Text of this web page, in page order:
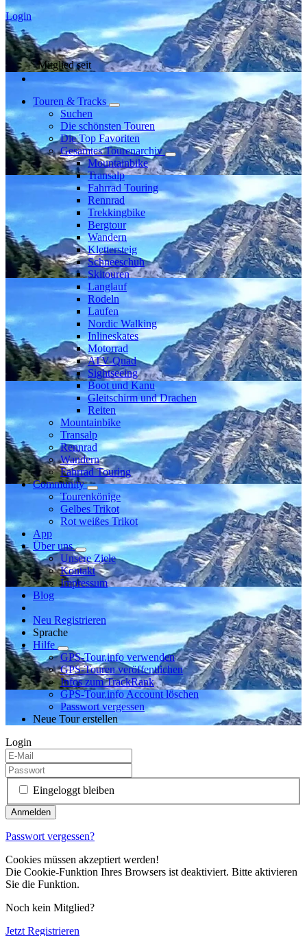
Login
Mitglied seit
Touren & Tracks
Suchen
Die schönsten Touren
Die Top Favoriten
Gesamtes Tourenarchiv
Mountainbike
Transalp
Fahrrad Touring
Rennrad
Trekkingbike
Bergtour
Wandern
Klettersteig
Schneeschuh
Skitouren
Langlauf
Rodeln
Laufen
Nordic Walking
Inlineskates
Motorrad
ATV-Quad
Sightseeing
Boot und Kanu
Gleitschirm und Drachen
Reiten
Mountainbike
Transalp
Rennrad
Wandern
Fahrrad Touring
Community
Tourenkönige
Gelbes Trikot
Rot weißes Trikot
App
Über uns
Unsere Ziele
Kontakt
Impressum
Blog
Neu Registrieren
Sprache
Hilfe
GPS-Tour.info verwenden
GPS-Touren veröffentlichen
Infos zum TrackRank
GPS-Tour.info Account löschen
Passwort vergessen
Neue Tour erstellen
Login
Eingeloggt bleiben
Passwort vergessen?
Cookies müssen akzeptiert werden!
Die Cookie-Funktion Ihres Browsers ist deaktiviert. Bitte aktivieren
Sie die Funktion.
Noch kein Mitglied?
Jetzt Registrieren